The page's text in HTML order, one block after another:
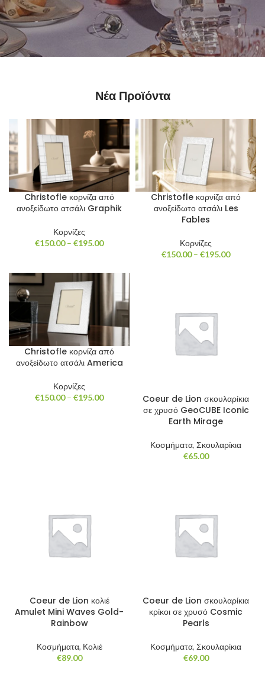
Νέα Προϊόντα
Christofle κορνίζα από
ανοξείδωτο ατσάλι Graphik
Κορνίζες
€150.00 – €195.00Price
through
Christofle κορνίζα από
ανοξείδωτο ατσάλι Les
Fables
Κορνίζες
€150.00 – €195.00Price
Christofle κορνίζα από
ανοξείδωτο ατσάλι America
Κορνίζες
€150.00 – €195.00Price
Coeur de Lion σκουλαρίκια
σε χρυσό GeoCUBE Iconic
Earth Mirage
Κοσμήματα, Σκουλαρίκια
€65.00
Coeur de Lion κολιέ
Amulet Mini Waves Gold-
Rainbow
Κοσμήματα, Κολιέ
€89.00
Coeur de Lion σκουλαρίκια
κρίκοι σε χρυσό Cosmic
Pearls
Κοσμήματα, Σκουλαρίκια
€69.00